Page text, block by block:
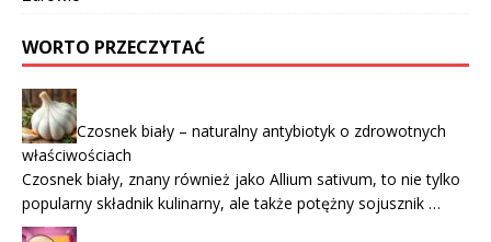
WORTO PRZECZYTAĆ
Czosnek biały – naturalny antybiotyk o zdrowotnych
właściwościach
Czosnek biały, znany również jako Allium sativum, to nie tylko
popularny składnik kulinarny, ale także potężny sojusznik …